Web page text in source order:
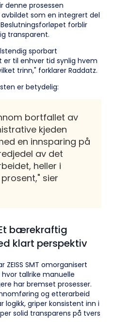
denne prosessen
som en integrert del
forblir
transparent.
sporbart
til enhver tid synlig hvem
trinn," forklarer Raddatz.
er betydelig:
bortfallet av
kjeden
en innsparing på
av det
heller i
sier
bærekraftig
klart perspektiv
ZEISS SMT omorganisert
tallrike manuelle
har bremset prosesser.
og etterarbeid
logikk, griper konsistent inn i
solid transparens på tvers